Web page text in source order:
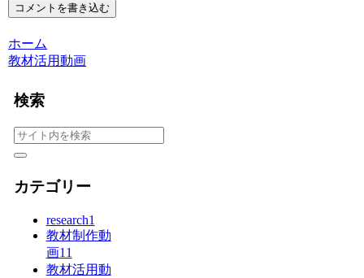
コメントを書き込む
ホーム
教材活用動画
検索
カテゴリー
research1
教材制作動
画11
教材活用動